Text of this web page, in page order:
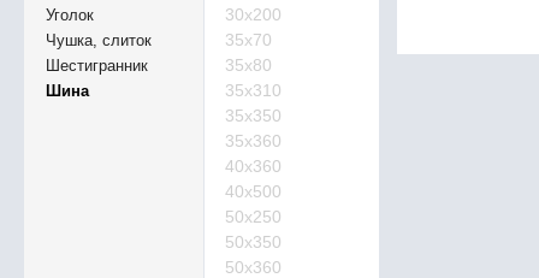
Уголок
Чушка, слиток
Шестигранник
Шина
30х200
35х70
35х80
35х310
35х350
35х360
40х360
40х500
50х250
50х350
50х360